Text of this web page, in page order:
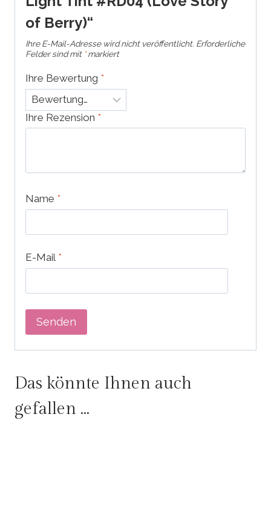
of Berry)“
Ihre E-Mail-Adresse wird nicht veröffentlicht. Erforderliche
Felder sind mit *markiert
Ihre Bewertung *
Ihre Rezension *
Name *
E-Mail *
Das könnte Ihnen auch
gefallen …